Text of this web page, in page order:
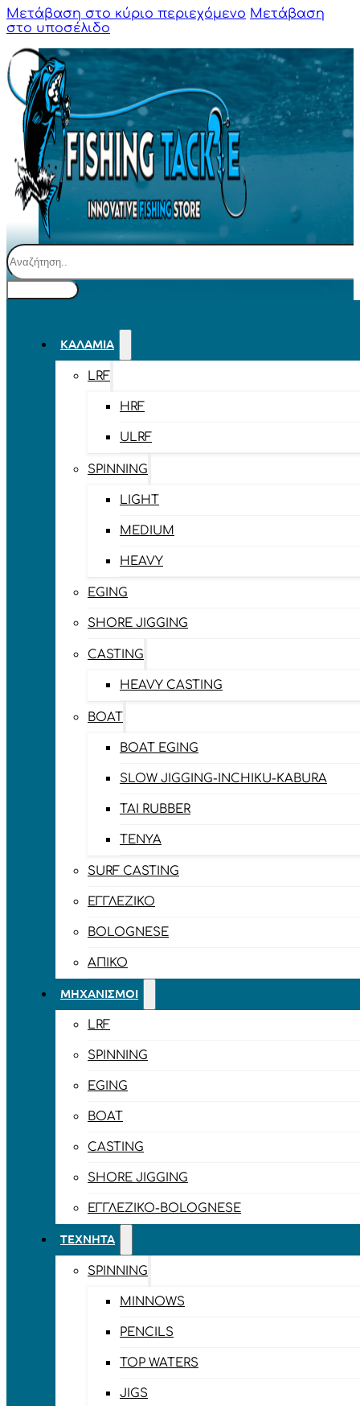
Μετάβαση στο κύριο περιεχόμενο Μετάβαση
στο υποσέλιδο
Αναζήτηση
ΚΑΛΆΜΙΑ
LRF
HRF
ULRF
SPINNING
LIGHT
MEDIUM
HEAVY
EGING
SHORE JIGGING
CASTING
HEAVY CASTING
BOAT
BOAT EGING
SLOW JIGGING-INCHIKU-KABURA
TAI RUBBER
TENYA
SURF CASTING
ΕΓΓΛΈΖΙΚΟ
BOLOGNESE
ΑΠΊΚΟ
ΜΗΧΑΝΙΣΜΟΊ
LRF
SPINNING
EGING
BOAT
CASTING
SHORE JIGGING
ΕΓΓΛΈΖΙΚΟ-BOLOGNESE
ΤΕΧΝΗΤΆ
SPINNING
MINNOWS
PENCILS
TOP WATERS
JIGS